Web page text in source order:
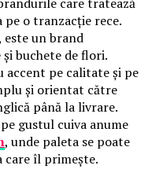
pe o tranzacție rece.
un brand
buchete de flori.
pe calitate și pe
și orientat către
până la livrare.
gustul cuiva anume
, unde paleta se poate
care îl primește.